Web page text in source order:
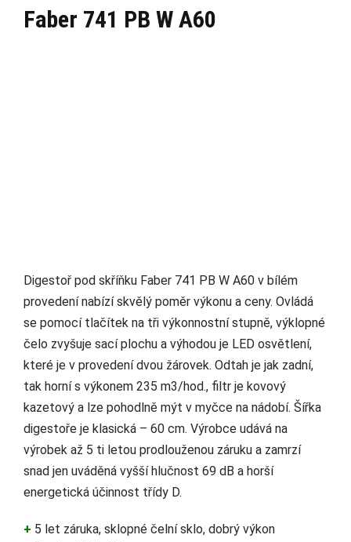
Faber 741 PB W A60
Digestoř pod skříňku Faber 741 PB W A60 v bílém
provedení nabízí skvělý poměr výkonu a ceny. Ovládá
se pomocí tlačítek na tři výkonnostní stupně, výklopné
čelo zvyšuje sací plochu a výhodou je LED osvětlení,
které je v provedení dvou žárovek. Odtah je jak zadní,
tak horní s výkonem 235 m3/hod., filtr je kovový
kazetový a lze pohodlně mýt v myčce na nádobí. Šířka
digestoře je klasická – 60 cm. Výrobce udává na
výrobek až 5 ti letou prodlouženou záruku a zamrzí
snad jen uváděná vyšší hlučnost 69 dB a horší
energetická účinnost třídy D.
+ 5 let záruka, sklopné čelní sklo, dobrý výkon